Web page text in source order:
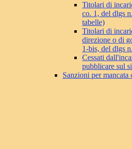
Titolari di
co. 1, del dlgs
tabelle)
Titolari di
direzione o di
1-bis, del dlgs
Cessati
pubblicare sul
Sanzioni per